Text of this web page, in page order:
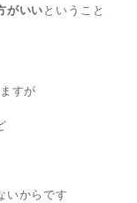
がいい ということ
すが
いからです